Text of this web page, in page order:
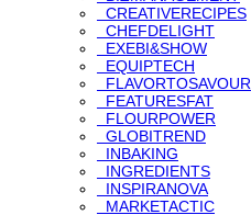
CREATIVERECIPES
CHEFDELIGHT
EXEBI&SHOW
EQUIPTECH
FLAVORTOSAVOUR
FEATURESFAT
FLOURPOWER
GLOBITREND
INBAKING
INGREDIENTS
INSPIRANOVA
MARKETACTIC